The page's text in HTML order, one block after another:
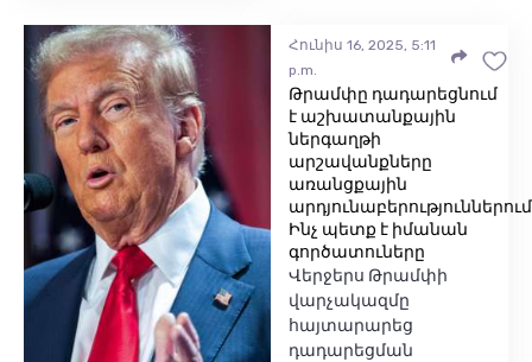
Հունիս 16, 2025, 5:11
p.m.
Թրամփը դադարեցնում
է աշխատանքային
ներգաղթի
արշավանքները
առանցքային
Ինչ պետք է իմանան
գործատուները
Վերջերս Թրամփի
վարչակազմը
հայտարարեց
դադարեցման